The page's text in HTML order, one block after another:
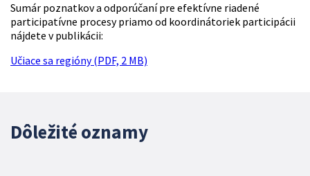
Sumár poznatkov a odporúčaní pre efektívne riadené
participatívne procesy priamo od koordinátoriek participácii
nájdete v publikácii:
Učiace sa regióny (PDF, 2 MB)
Dôležité oznamy